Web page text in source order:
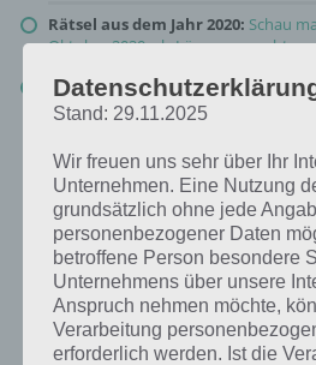
Rätsel aus dem Jahr 2020: Schau
Oktober 2020, als Lösung gesucht
Zur Übersicht :4 Bilder 1 Wort
Oktober 2021!
Stand: 29.11.2025
Wir freuen uns sehr über Ihr
Unternehmen. Eine Nutzung
grundsätzlich ohne jede
personenbezogener Daten
betroffene Person besondere
Unternehmens über unsere
Anspruch nehmen möchte,
Verarbeitung
erforderlich werden. Ist die